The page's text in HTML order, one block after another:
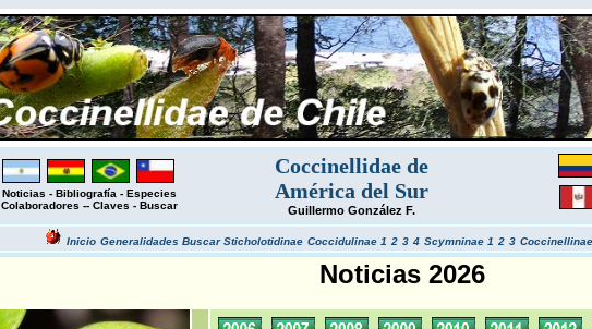
Noticias - Bibliografía - Especies
Colaboradores -- Claves - Buscar
Coccinellidae de
América del Sur
Guillermo González F.
Inicio Generalidades BuscarSticholotidinae Coccidulinae 1 2 3 4 Scymninae 1 2 3
Noticias 2026